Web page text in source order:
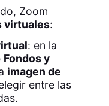
Zoom
virtuales:
: en la
Fondos y
imagen de
entre las